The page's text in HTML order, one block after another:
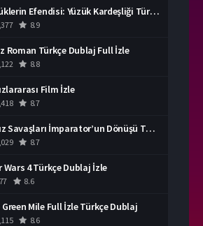
Yüzüklerin Efendisi: Yüzük Kardeşliği Türkçe Dublaj İzle
8.9
Roman Türkçe Dublaj Full İzle
8.8
Film İzle
8.7
Yıldız Savaşları İmparator’un Dönüşü Türkçe Dublaj İzle
8.7
Wars 4 Türkçe Dublaj İzle
8.6
Green Mile Full İzle Türkçe Dublaj
8.6